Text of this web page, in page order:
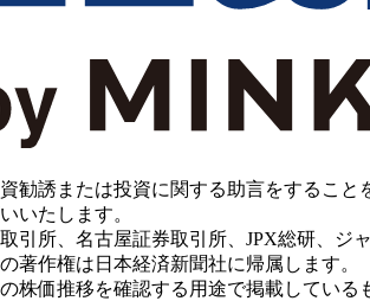
勧誘または投資に関する助言をすること
いたします。
所、名古屋証券取引所、JPX総研、ジ
著作権は日本経済新聞社に帰属します。
株価推移を確認する用途で掲載してい